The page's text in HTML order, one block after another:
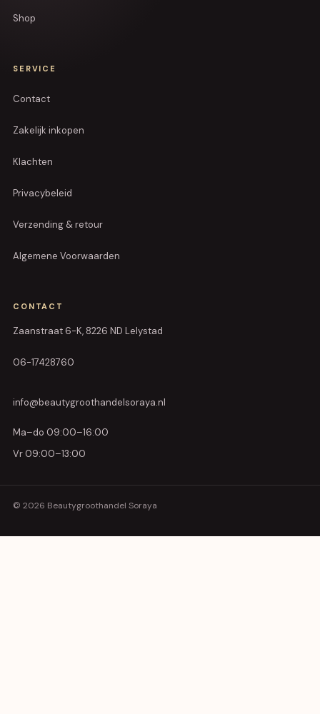
Shop
SERVICE
Contact
Zakelijk inkopen
Klachten
Privacybeleid
Verzending & retour
Algemene Voorwaarden
CONTACT
Zaanstraat 6-K, 8226 ND Lelystad
06-17428760
info@beautygroothandelsoraya.nl
Ma–do 09:00–16:00
Vr 09:00–13:00
© 2026 Beautygroothandel Soraya